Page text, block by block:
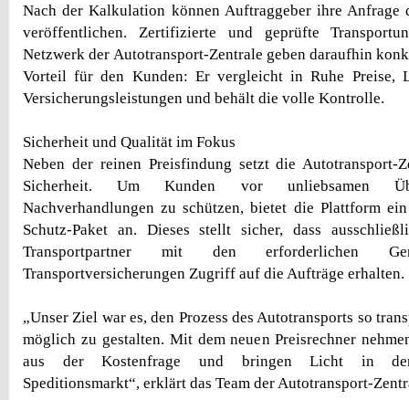
Nach der Kalkulation können Auftraggeber ihre Anfrage
veröffentlichen. Zertifizierte und geprüfte
Netzwerk der Autotransport-Zentrale geben daraufhin
Vorteil für den Kunden: Er vergleicht in Ruhe Preise,
Versicherungsleistungen und behält die volle Kontrolle.
Sicherheit und Qualität im Fokus
Neben der reinen Preisfindung setzt die Autotransport-
Sicherheit. Um Kunden vor unliebsamen
Nachverhandlungen zu schützen, bietet die Plattform
Schutz-Paket an. Dieses stellt sicher, dass
Transportpartner mit den erforderlichen
Transportversicherungen Zugriff auf die Aufträge erhalten.
„Unser Ziel war es, den Prozess des Autotransports so
möglich zu gestalten. Mit dem neuen Preisrechner
aus der Kostenfrage und bringen Licht in den
Speditionsmarkt“, erklärt das Team der Autotransport-